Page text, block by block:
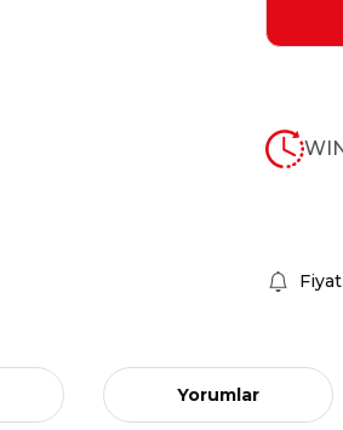
Yorumlar